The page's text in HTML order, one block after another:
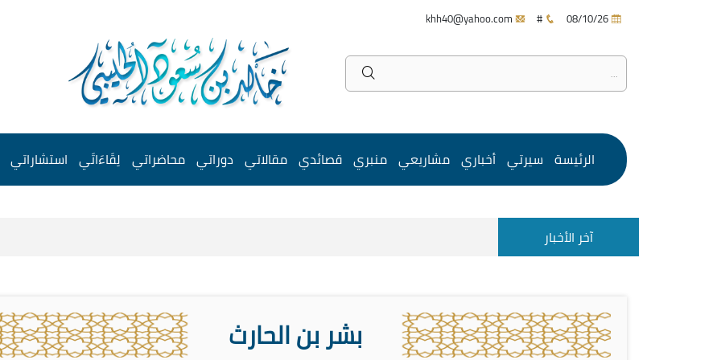
#
الرئيسة سيرتي أخباري مشاريعي منبري قصائدي مقالاتي دوراتي محاضراتي لِقَاءَاتَي استشاراتي
آخر الأخبار
بشر بن الحارث